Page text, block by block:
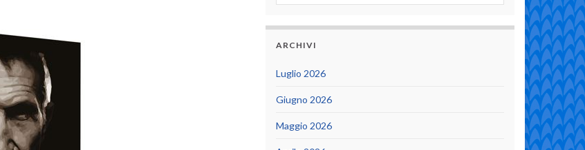
ARCHIVI
Luglio 2026
Giugno 2026
Maggio 2026